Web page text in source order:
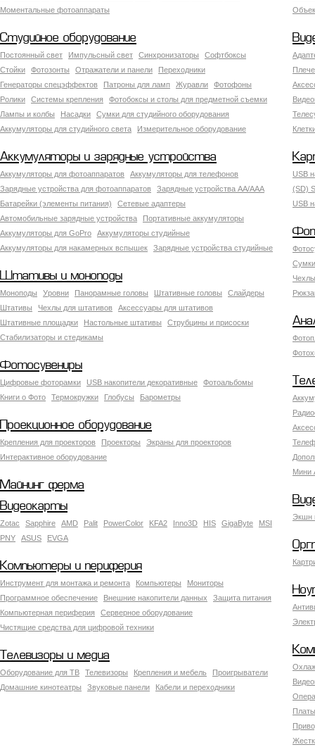
Моментальные фотоаппараты
Студийное оборудование
Постоянный свет Импульсный свет Синхронизаторы
Софтбоксы
Стойки
Фотозонты Отражатели и панели
Переходники
Генераторы спецэффектов
Патроны для ламп Журавли
Фотофоны
Ролики
Системы крепления
Фотобоксы и столы для предметной съемки
Лампы и колбы
Насадки
Сумки для студийного оборудования
Аккумуляторы для студийного света
Измерительное оборудование
Аккумуляторы и зарядные устройства
Аккумуляторы для фотоаппаратов
Аккумуляторы для телефонов
Зарядные устройства для фотоаппаратов
Зарядные устройства AA/AAA
Батарейки (элементы питания)
Сетевые адаптеры
Автомобильные зарядные устройства
Портативные аккумуляторы
Аккумуляторы для GoPro
Аккумуляторы студийные
Аккумуляторы для накамерных вспышек
Зарядные устройства студийные
USB
(SD)
USB
Штативы и моноподы
Моноподы Уровни Панорамные головы Штативные головы
Слайдеры
Штативы
Чехлы для штативов
Аксессуары для штативов
Штативные площадки
Настольные штативы
Струбцины и присоски
Стабилизаторы и стедикамы
Фотосувениры
Цифровые фоторамки USB накопители декоративные
Фотоальбомы
Книги о Фото
Термокружки Глобусы Барометры
Мини
Проекционное оборудование
Крепления для проекторов Проекторы
Экраны для проекторов
Интерактивное оборудование
Майнинг ферма
Экшн
Видеокарты
Zotac Sapphire AMD Palit PowerColor KFA2 Inno3D HIS GigaByte
MSI
PNY
ASUS EVGA
Компьютеры и периферия
Инструмент для монтажа и ремонта Компьютеры
Мониторы
Программное обеспечение
Внешние накопители данных
Защита питания
Компьютерная периферия
Серверное оборудование
Чистящие средства для цифровой техники
Телевизоры и медиа
Оборудование для ТВ Телевизоры Крепления и мебель
Проигрыватели
Домашние кинотеатры
Звуковые панели Кабели и переходники